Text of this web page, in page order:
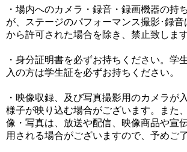
・場内へのカメラ・録音・録画機器の持
が、ステージのパフォーマンス撮影･録音
から許可された場合を除き、禁止致します
・身分証明書を必ずお持ちください。学
入の方は学生証を必ずお持ちください。
・映像収録、及び写真撮影用のカメラが
様子が映り込む場合がございます。また
像・写真は、放送や配信、映像商品や宣
用される場合がございますので、予めご